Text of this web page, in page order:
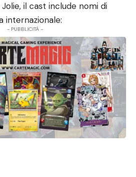
il cast include nomi di
internazionale:
- PUBBLICITÀ -